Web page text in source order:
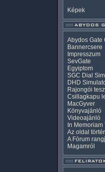
Képek
Abydos Gate
Bannercsere
Impresszum
SevGate
Egyiptom
SGC Dial
DHD
Rajongói
Csillagkapu
MacGyver
Könyvajánló
Videoajánló
In Memoriam
Az oldal
A Fórum
Magamról